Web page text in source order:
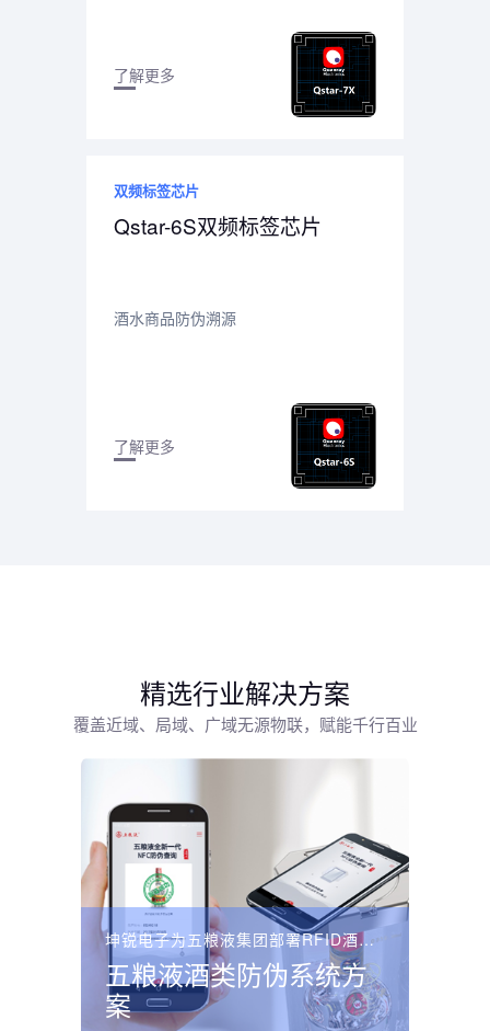
了解更多
双频标签芯片
Qstar-6S双频标签芯片
酒水商品防伪溯源
了解更多
精选行业解决方案
覆盖近域、局域、广域无源物联，赋能千行百业
坤锐电子为五粮液集团部署RFID酒类防伪溯源系统，采用“...
五粮液酒类防伪系统方
案